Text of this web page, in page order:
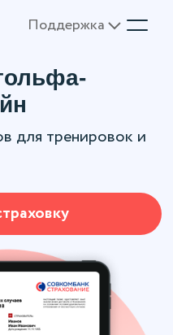
Поддержка
для тренировок и